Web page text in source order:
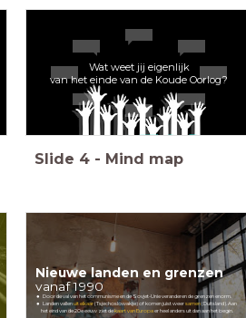
Wat weet jij eigenlijk
van het einde van de Koude Oorlog?
Slide 4 - Mind map
Nieuwe landen en grenzen
vanaf 1990
Door de val van het communisme en de Sovjet-Unie veranderen de grenzen enorm.
Landen vallenuit elkaar(Tsjechoslowakije) of komen juist weersamen(Duitsland).Aan
het eind van de 20e eeuw ziet dekaart van Europaer heel anders uit dan aan het begin.